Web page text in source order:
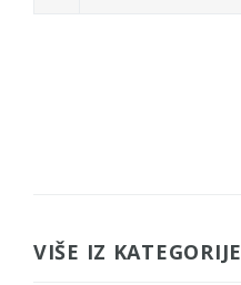
VIŠE IZ KATEGORIJE